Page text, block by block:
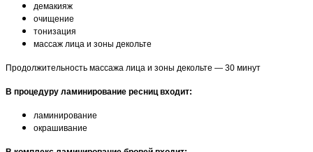
демакияж
очищение
тонизация
массаж лица и зоны декольте
Продолжительность массажа лица и зоны декольте — 30 минут
В процедуру ламинирование ресниц входит:
ламинирование
окрашивание